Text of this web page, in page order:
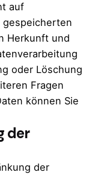
auf
Herkunft und
oder Löschung
Fragen
können Sie
der
der